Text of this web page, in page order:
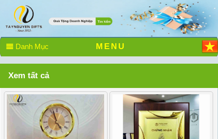
Danh Mục MENU
Xem tất cả